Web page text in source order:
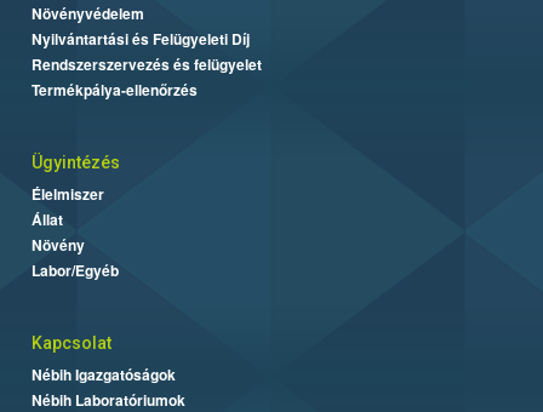
Növényvédelem
Nyilvántartási és Felügyeleti Díj
Rendszerszervezés és felügyelet
Termékpálya-ellenőrzés
Ügyintézés
Élelmiszer
Állat
Növény
Labor/Egyéb
Kapcsolat
Nébih Igazgatóságok
Nébih Laboratóriumok